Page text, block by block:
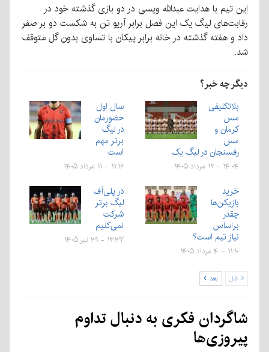
این تیم با هدایت عبدالله ویسی در دو بازی گذشته خود در
رقابت‌های لیگ یک این فصل برابر آریو تن به شکست دو بر صفر
داد و هفته گذشته در خانه برابر پیکان با تساوی بدون گل متوقف
شد.
دیگر چه خبر؟
بلاتکلیفی
مس
کرمان و
مس
رفسنجان در لیگ یک
۱۴:۰۴ - ۱۲ مرداد ۱۴۰۵
سال اول
حضورمان
در لیگ
برتر مهم
است
۱۱:۱۶ - ۱۱ مرداد ۱۴۰۵
خرید
بازیکن‌ها
چقدر
براساس
نیاز تیم است؟
۱۱:۱۰ - ۴ مرداد ۱۴۰۵
در پلی‌آف
لیگ برتر
شرکت
نمی‌کنیم
۱۲:۳۷ - ۳۱ تیر ۱۴۰۵
قبل بعد
شاگردان فکری به دنبال تداوم
پیروزی‌ها